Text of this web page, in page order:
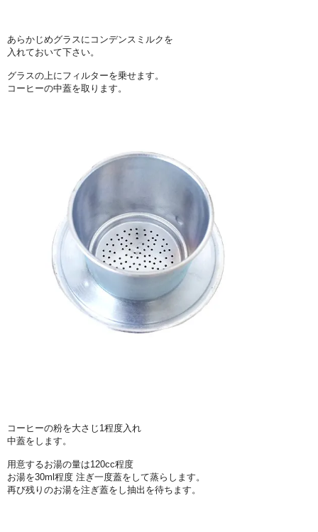
あらかじめグラスにコンデンスミルクを
入れておいて下さい。
グラスの上にフィルターを乗せます。
コーヒーの中蓋を取ります。
コーヒーの粉を大さじ1程度入れ
中蓋をします。
用意するお湯の量は120cc程度
お湯を30ml程度 注ぎ一度蓋をして蒸らします。
再び残りのお湯を注ぎ蓋をし抽出を待ちます。